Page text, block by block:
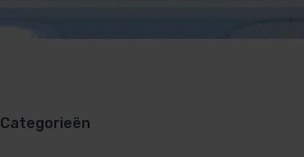
Categorieën